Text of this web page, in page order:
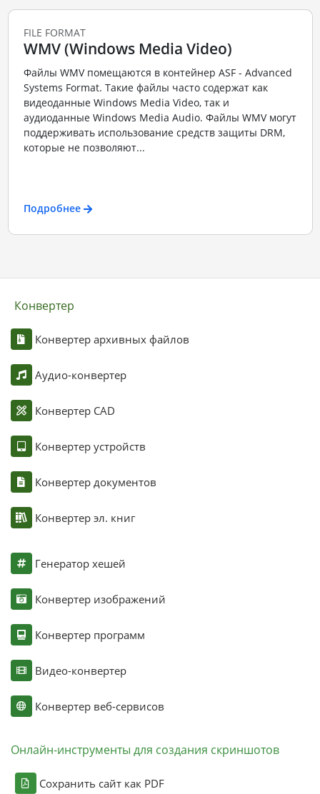
FILE FORMAT
WMV (Windows Media Video)
Файлы WMV помещаются в контейнер ASF - Advanced
Systems Format. Такие файлы часто содержат как
видеоданные Windows Media Video, так и
аудиоданные Windows Media Audio. Файлы WMV могут
поддерживать использование средств защиты DRM,
которые не позволяют...
Подробнее
Конвертер
Конвертер архивных файлов
Аудио-конвертер
Конвертер CAD
Конвертер устройств
Конвертер документов
Конвертер эл. книг
Генератор хешей
Конвертер изображений
Конвертер программ
Видео-конвертер
Конвертер веб-сервисов
Онлайн-инструменты для создания скриншотов
Сохранить сайт как PDF